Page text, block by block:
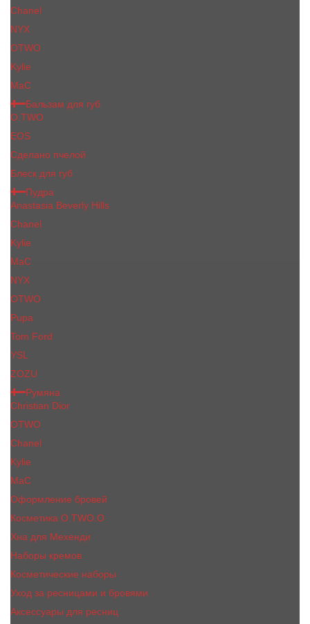
Chanel
NYX
OTWO
Kylie
МаС
Бальзам для губ
O.TWO
EOS
Сделано пчелой
Блеск для губ
Пудра
Anastasia Beverly Hills
Chanel
Kylie
MaC
NYX
OTWO
Pupa
Tom Ford
YSL
ZOZU
Румяна
Christian Dior
OTWO
Сhanеl
Kylie
MaC
Оформление бровей
Косметика O.TWO.O
Хна для Мехенди
Наборы кремов
Косметические наборы
Уход за ресницами и бровями
Аксессуары для ресниц